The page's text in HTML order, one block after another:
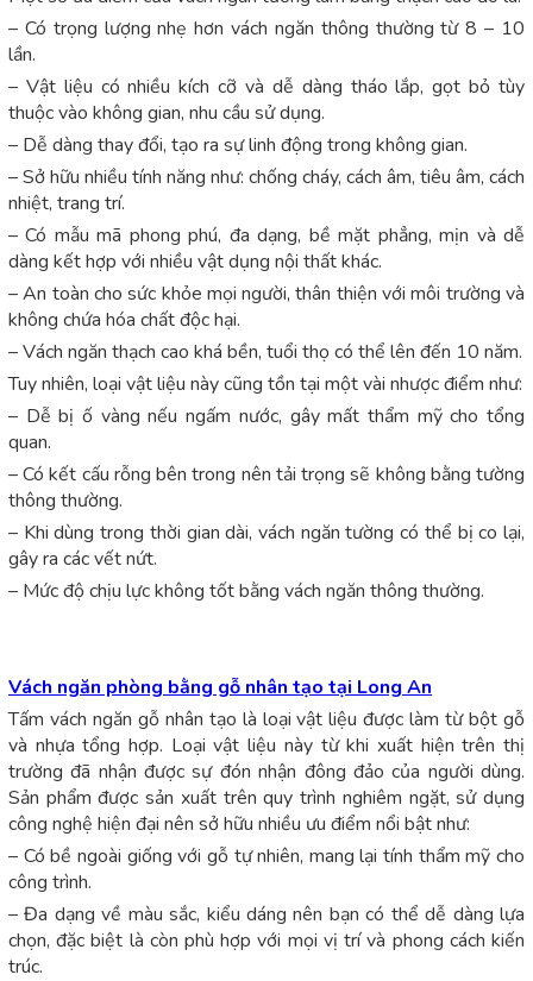
– Có trọng lượng nhẹ hơn vách ngăn thông thường từ 8 – 10
lần.
– Vật liệu có nhiều kích cỡ và dễ dàng tháo lắp, gọt bỏ tùy
thuộc vào không gian, nhu cầu sử dụng.
– Dễ dàng thay đổi, tạo ra sự linh động trong không gian.
– Sở hữu nhiều tính năng như: chống cháy, cách âm, tiêu âm, cách
nhiệt, trang trí.
– Có mẫu mã phong phú, đa dạng, bề mặt phẳng, mịn và dễ
dàng kết hợp với nhiều vật dụng nội thất khác.
– An toàn cho sức khỏe mọi người, thân thiện với môi trường và
không chứa hóa chất độc hại.
– Vách ngăn thạch cao khá bền, tuổi thọ có thể lên đến 10 năm.
Tuy nhiên, loại vật liệu này cũng tồn tại một vài nhược điểm như:
– Dễ bị ố vàng nếu ngấm nước, gây mất thẩm mỹ cho tổng
quan.
– Có kết cấu rỗng bên trong nên tải trọng sẽ không bằng tường
thông thường.
– Khi dùng trong thời gian dài, vách ngăn tường có thể bị co lại,
gây ra các vết nứt.
– Mức độ chịu lực không tốt bằng vách ngăn thông thường.
Vách ngăn phòng bằng gỗ nhân tạo tại Long An
Tấm vách ngăn gỗ nhân tạo là loại vật liệu được làm từ bột gỗ
và nhựa tổng hợp. Loại vật liệu này từ khi xuất hiện trên thị
trường đã nhận được sự đón nhận đông đảo của người dùng.
Sản phẩm được sản xuất trên quy trình nghiêm ngặt, sử dụng
công nghệ hiện đại nên sở hữu nhiều ưu điểm nổi bật như:
– Có bề ngoài giống với gỗ tự nhiên, mang lại tính thẩm mỹ cho
công trình.
– Đa dạng về màu sắc, kiểu dáng nên bạn có thể dễ dàng lựa
chọn, đặc biệt là còn phù hợp với mọi vị trí và phong cách kiến
trúc.